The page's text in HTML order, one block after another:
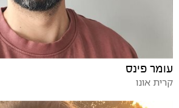
עומר פינס
קרית אונו